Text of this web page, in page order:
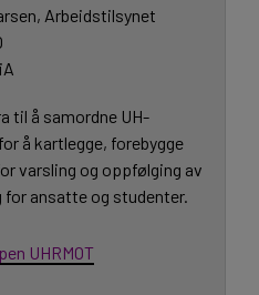
Arbeidstilsynet
til å samordne UH-
å kartlegge, forebygge
varsling og oppfølging av
ansatte og studenter.
UHRMOT